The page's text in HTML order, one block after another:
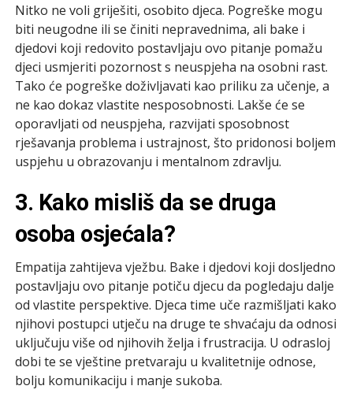
Nitko ne voli griješiti, osobito djeca. Pogreške mogu
biti neugodne ili se činiti nepravednima, ali bake i
djedovi koji redovito postavljaju ovo pitanje pomažu
djeci usmjeriti pozornost s neuspjeha na osobni rast.
Tako će pogreške doživljavati kao priliku za učenje, a
ne kao dokaz vlastite nesposobnosti. Lakše će se
oporavljati od neuspjeha, razvijati sposobnost
rješavanja problema i ustrajnost, što pridonosi boljem
uspjehu u obrazovanju i mentalnom zdravlju.
3. Kako misliš da se druga
osoba osjećala?
Empatija zahtijeva vježbu. Bake i djedovi koji dosljedno
postavljaju ovo pitanje potiču djecu da pogledaju dalje
od vlastite perspektive. Djeca time uče razmišljati kako
njihovi postupci utječu na druge te shvaćaju da odnosi
uključuju više od njihovih želja i frustracija. U odrasloj
dobi te se vještine pretvaraju u kvalitetnije odnose,
bolju komunikaciju i manje sukoba.